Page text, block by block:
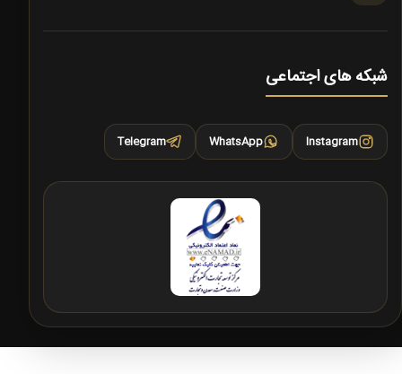
شبکه های اجتماعی
Instagram
WhatsApp
Telegram